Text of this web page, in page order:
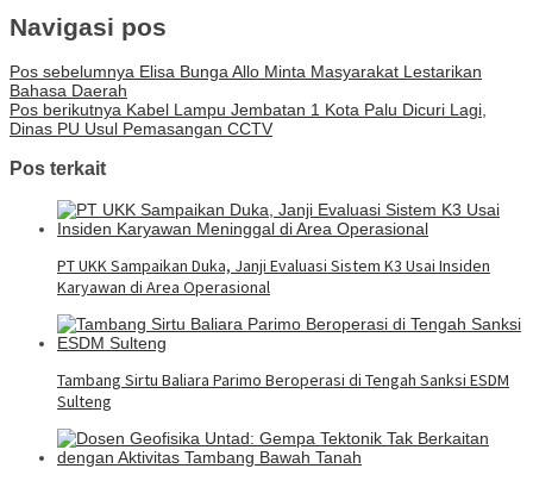
Navigasi pos
Pos sebelumnya Elisa Bunga Allo Minta Masyarakat Lestarikan
Bahasa Daerah
Pos berikutnya Kabel Lampu Jembatan 1 Kota Palu Dicuri Lagi,
Dinas PU Usul Pemasangan CCTV
Pos terkait
PT UKK Sampaikan Duka, Janji Evaluasi Sistem K3 Usai Insiden
Karyawan di Area Operasional
Tambang Sirtu Baliara Parimo Beroperasi di Tengah Sanksi ESDM
Sulteng